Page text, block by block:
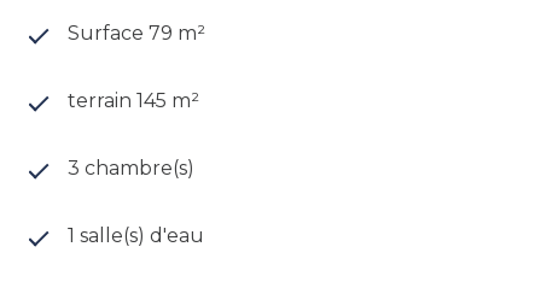
Surface 79 m²
terrain 145 m²
3 chambre(s)
1 salle(s) d'eau